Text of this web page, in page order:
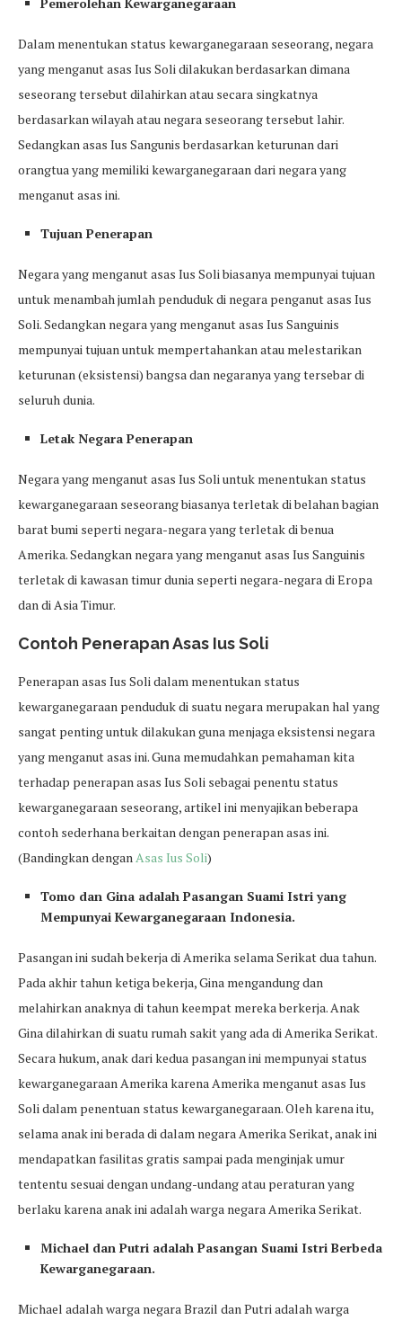
Dalam menentukan status kewarganegaraan seseorang, negara
yang menganut asas Ius Soli dilakukan berdasarkan dimana
seseorang tersebut dilahirkan atau secara singkatnya
berdasarkan wilayah atau negara seseorang tersebut lahir.
Sedangkan asas Ius Sangunis berdasarkan keturunan dari
orangtua yang memiliki kewarganegaraan dari negara yang
menganut asas ini.
Tujuan Penerapan
Negara yang menganut asas Ius Soli biasanya mempunyai tujuan
untuk menambah jumlah penduduk di negara penganut asas Ius
Soli. Sedangkan negara yang menganut asas Ius Sanguinis
mempunyai tujuan untuk mempertahankan atau melestarikan
keturunan (eksistensi) bangsa dan negaranya yang tersebar di
seluruh dunia.
Letak Negara Penerapan
Negara yang menganut asas Ius Soli untuk menentukan status
kewarganegaraan seseorang biasanya terletak di belahan bagian
barat bumi seperti negara-negara yang terletak di benua
Amerika. Sedangkan negara yang menganut asas Ius Sanguinis
terletak di kawasan timur dunia seperti negara-negara di Eropa
dan di Asia Timur.
Contoh Penerapan Asas Ius Soli
Penerapan asas Ius Soli dalam menentukan status
kewarganegaraan penduduk di suatu negara merupakan hal yang
sangat penting untuk dilakukan guna menjaga eksistensi negara
yang menganut asas ini. Guna memudahkan pemahaman kita
terhadap penerapan asas Ius Soli sebagai penentu status
kewarganegaraan seseorang, artikel ini menyajikan beberapa
contoh sederhana berkaitan dengan penerapan asas ini.
(Bandingkan denganAsas Ius Soli)
Tomo dan Gina adalah Pasangan Suami Istri yang
Mempunyai Kewarganegaraan Indonesia.
Pasangan ini sudah bekerja di Amerika selama Serikat dua tahun.
Pada akhir tahun ketiga bekerja, Gina mengandung dan
melahirkan anaknya di tahun keempat mereka berkerja. Anak
Gina dilahirkan di suatu rumah sakit yang ada di Amerika Serikat.
Secara hukum, anak dari kedua pasangan ini mempunyai status
kewarganegaraan Amerika karena Amerika menganut asas Ius
Soli dalam penentuan status kewarganegaraan. Oleh karena itu,
selama anak ini berada di dalam negara Amerika Serikat, anak ini
mendapatkan fasilitas gratis sampai pada menginjak umur
tententu sesuai dengan undang-undang atau peraturan yang
berlaku karena anak ini adalah warga negara Amerika Serikat.
Michael dan Putri adalah Pasangan Suami Istri Berbeda
Kewarganegaraan.
Michael adalah warga negara Brazil dan Putri adalah warga